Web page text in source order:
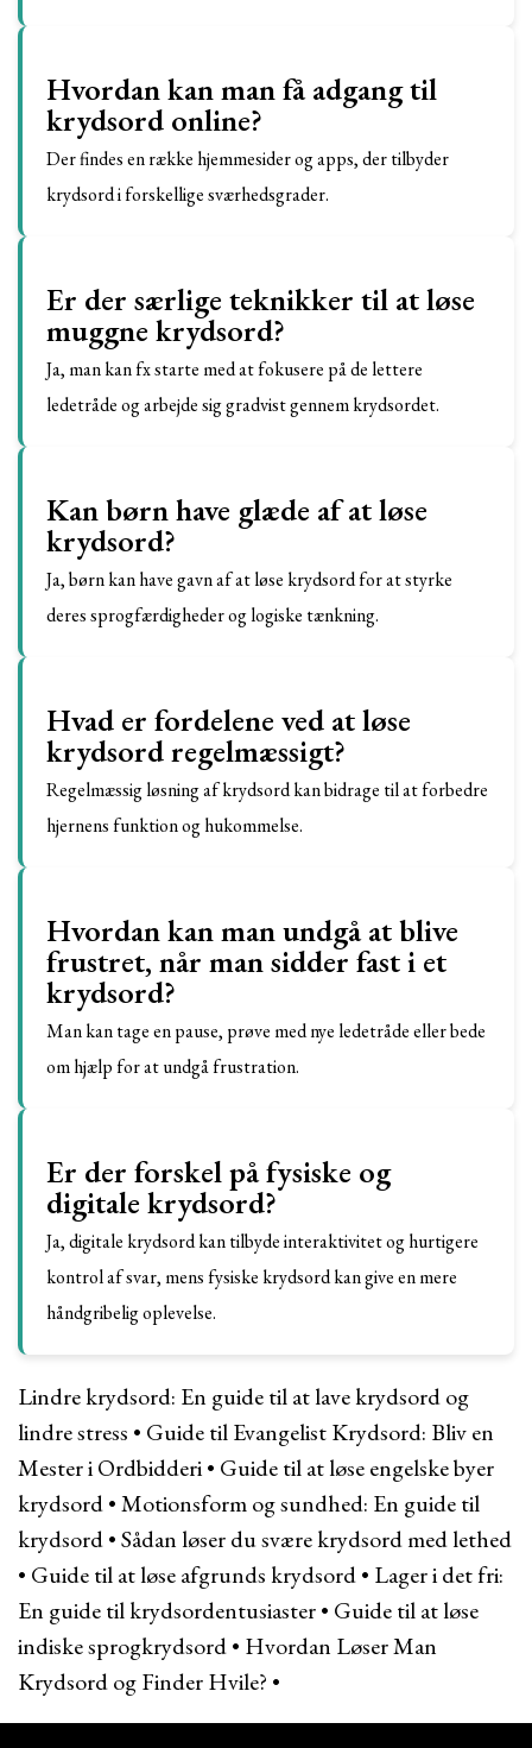
Hvordan kan man få adgang til
krydsord online?
Der findes en række hjemmesider og apps, der tilbyder
krydsord i forskellige sværhedsgrader.
Er der særlige teknikker til at løse
muggne krydsord?
Ja, man kan fx starte med at fokusere på de lettere
ledetråde og arbejde sig gradvist gennem krydsordet.
Kan børn have glæde af at løse
krydsord?
Ja, børn kan have gavn af at løse krydsord for at styrke
deres sprogfærdigheder og logiske tænkning.
Hvad er fordelene ved at løse
krydsord regelmæssigt?
Regelmæssig løsning af krydsord kan bidrage til at forbedre
hjernens funktion og hukommelse.
Hvordan kan man undgå at blive
frustret, når man sidder fast i et
krydsord?
Man kan tage en pause, prøve med nye ledetråde eller bede
om hjælp for at undgå frustration.
Er der forskel på fysiske og
digitale krydsord?
Ja, digitale krydsord kan tilbyde interaktivitet og hurtigere
kontrol af svar, mens fysiske krydsord kan give en mere
håndgribelig oplevelse.
Lindre krydsord: En guide til at lave krydsord og
lindre stress • Guide til Evangelist Krydsord: Bliv en
Mester i Ordbidderi• Guide til at løse engelske byer
krydsord•Motionsform og sundhed: En guide til
krydsord•Sådan løser du svære krydsord med lethed
• Guide til at løse afgrunds krydsord• Lager i det fri:
En guide til krydsordentusiaster• Guide til at løse
indiske sprogkrydsord• Hvordan Løser Man
Krydsord og Finder Hvile? •